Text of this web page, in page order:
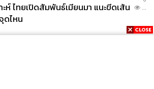
ะห์ ไทยเปิดสัมพันธ์เมียนมา แนะขีดเส้น
ดไหน
...